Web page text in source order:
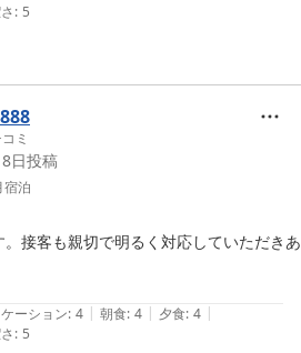
: 5
ミ
日投稿
宿泊
接客も親切で明るく対応していただきあ
ーション: 4 | 朝食: 4 | 夕食: 4 |
: 5